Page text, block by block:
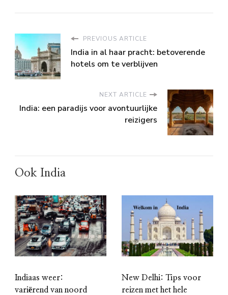
PREVIOUS ARTICLE
India in al haar pracht: betoverende
hotels om te verblijven
NEXT ARTICLE
India: een paradijs voor avontuurlijke
reizigers
Ook India
Indiaas weer:
variërend van noord
New Delhi: Tips voor
reizen met het hele